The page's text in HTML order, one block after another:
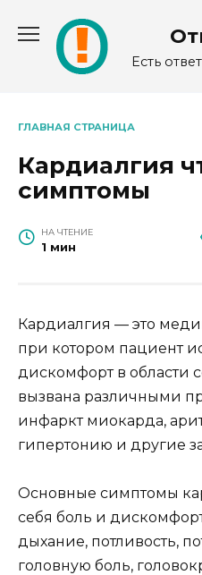
содержанию
Есть
ГЛАВНАЯ СТРАНИЦА
Кардиалгия
симптомы
НА ЧТЕНИЕ
1 мин
Кардиалгия — это
при котором пациент
дискомфорт в области
вызвана различными
инфаркт миокарда,
гипертонию и другие
Основные симптомы
себя боль и
дыхание, потливость,
головную боль,